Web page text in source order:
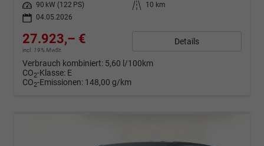
Leistung
90 kW (122 PS) Kilometerstand
10 km
04.05.2026
27.923,– €
incl. 19% MwSt.
Details
Verbrauch kombiniert: 5,60 l/100km
CO2-Klasse: E
CO2-Emissionen: 148,00 g/km